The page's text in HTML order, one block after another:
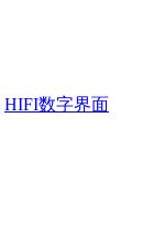
HIFI数字界面